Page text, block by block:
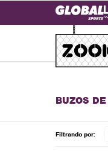
BUZOS
Filtrando por: